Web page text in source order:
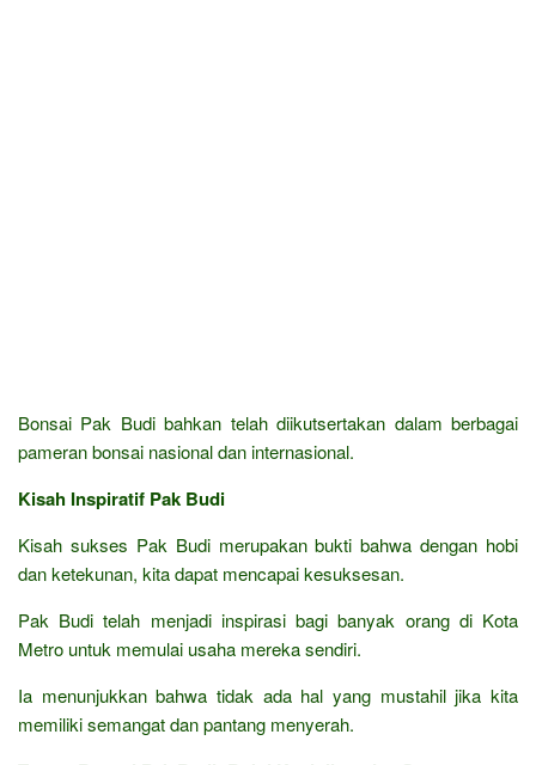
Bonsai Pak Budi bahkan telah diikutsertakan dalam berbagai
pameran bonsai nasional dan internasional.
Kisah Inspiratif Pak Budi
Kisah sukses Pak Budi merupakan bukti bahwa dengan hobi
dan ketekunan, kita dapat mencapai kesuksesan.
Pak Budi telah menjadi inspirasi bagi banyak orang di Kota
Metro untuk memulai usaha mereka sendiri.
Ia menunjukkan bahwa tidak ada hal yang mustahil jika kita
memiliki semangat dan pantang menyerah.